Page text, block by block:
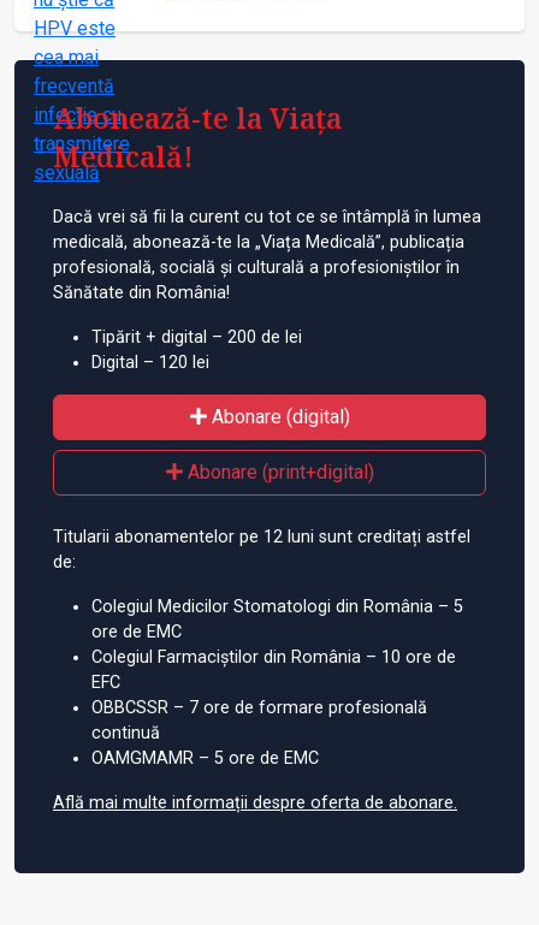
Abonează-te la Viața
Medicală!
Dacă vrei să fii la curent cu tot ce se întâmplă în lumea
medicală, abonează-te la „Viața Medicală”, publicația
profesională, socială și culturală a profesioniștilor în
Sănătate din România!
Tipărit + digital – 200 de lei
Digital – 120 lei
Abonare (digital)
Abonare (print+digital)
Titularii abonamentelor pe 12 luni sunt creditați astfel
de:
Colegiul Medicilor Stomatologi din România – 5
ore de EMC
Colegiul Farmaciștilor din România – 10 ore de
EFC
OBBCSSR – 7 ore de formare profesională
continuă
OAMGMAMR – 5 ore de EMC
Află mai multe informații despre oferta de abonare.